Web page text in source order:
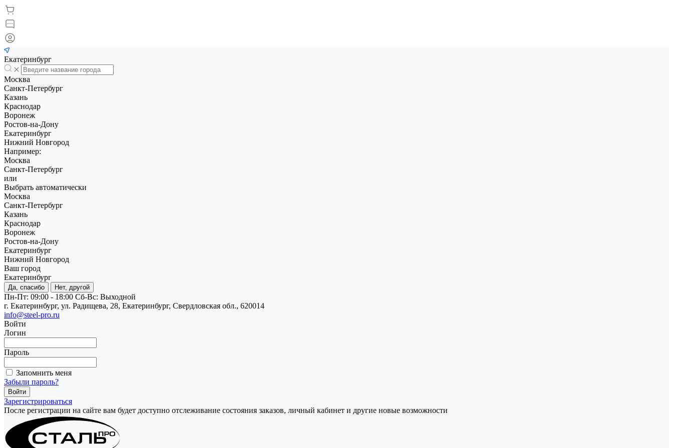
Екатеринбург
Москва
Санкт-Петербург
Казань
Краснодар
Воронеж
Ростов-на-Дону
Екатеринбург
Нижний Новгород
Например:
Москва
Санкт-Петербург
или
Выбрать автоматически
Москва
Санкт-Петербург
Казань
Краснодар
Воронеж
Ростов-на-Дону
Екатеринбург
Нижний Новгород
Ваш город
Екатеринбург
Да, спасибо Нет, другой
Пн-Пт: 09:00 - 18:00 Cб-Вс: Выходной
г. Екатеринбург, ул. Радищева, 28, Екатеринбург, Свердловская обл., 620014
info@steel-pro.ru
Войти
Логин
Пароль
Запомнить меня
Забыли пароль?
Зарегистрироваться
После регистрации на сайте вам будет доступно отслеживание состояния заказов, личный кабинет и другие новые возможности